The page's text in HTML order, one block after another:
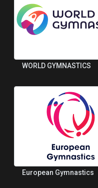
WORLD GYMNASTICS
European Gymnastics